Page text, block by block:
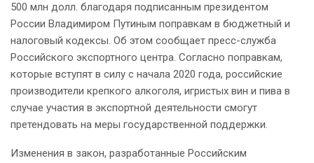
500 млн долл. благодаря подписанным президентом
России Владимиром Путиным поправкам в бюджетный и
налоговый кодексы. Об этом сообщает пресс-служба
Российского экспортного центра. Согласно поправкам,
которые вступят в силу с начала 2020 года, российские
производители крепкого алкоголя, игристых вин и пива в
случае участия в экспортной деятельности смогут
претендовать на меры государственной поддержки.
Изменения в закон, разработанные Российским